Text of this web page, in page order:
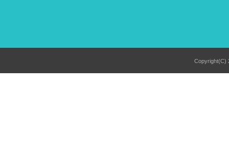
Copyright(C)